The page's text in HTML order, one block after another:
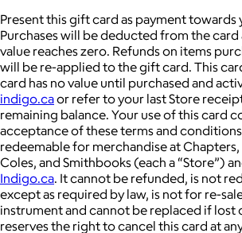
Present this gift card as payment towards
Purchases will be deducted from the
value reaches zero. Refunds on items
will be re-applied to the gift card. This
card has no value until purchased and
indigo.caor refer to your last Store
remaining balance. Your use of this card
acceptance of these terms and
redeemable for merchandise at
Coles, and Smithbooks (each a “Store”)
Indigo.ca. It cannot be refunded, is not
except as required by law, is not for re-
instrument and cannot be replaced if lost
reserves the right to cancel this card at